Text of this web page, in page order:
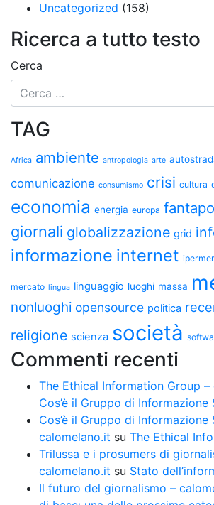
Uncategorized (158)
Ricerca a tutto testo
Cerca
TAG
Africa ambiente antropologia arte
comunicazione consumismo crisi cultura
economia energia europa
giornali globalizzazione grid
informazione internet
mercato lingua linguaggio luoghi massa
nonluoghi opensource politica
religione scienza società
Commenti recenti
The Ethical Information Group –
Cos’è il Gruppo di Informazione
Cos’è il Gruppo di Informazione
calomelano.it su The Ethical
Trilussa e i prosumers di
calomelano.it su Stato
Il futuro del giornalismo –